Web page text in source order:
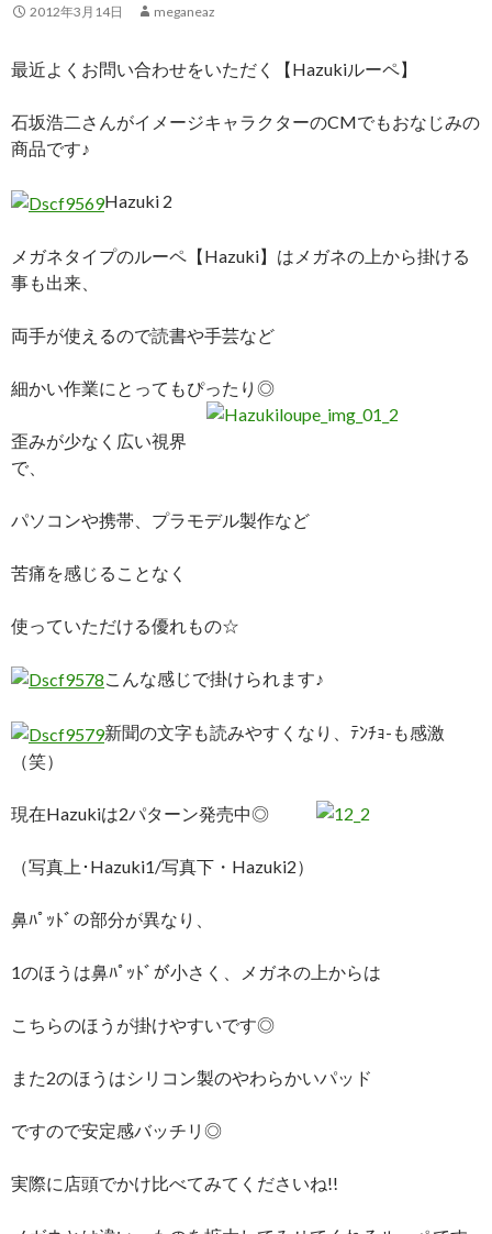
2012年3月14日 meganeaz
最近よくお問い合わせをいただく【Hazukiルーペ】
石坂浩二さんがイメージキャラクターのCMでもおなじみの
商品です♪
Hazuki 2
メガネタイプのルーペ【Hazuki】はメガネの上から掛ける
事も出来、
両手が使えるので読書や手芸など
細かい作業にとってもぴったり◎
歪みが少なく広い視界
で、
パソコンや携帯、プラモデル製作など
苦痛を感じることなく
使っていただける優れもの☆
こんな感じで掛けられます♪
新聞の文字も読みやすくなり、ﾃﾝﾁｮ-も感激
（笑）
現在Hazukiは2パターン発売中◎
（写真上･Hazuki1/写真下・Hazuki2）
鼻ﾊﾟｯﾄﾞの部分が異なり、
1のほうは鼻ﾊﾟｯﾄﾞが小さく、メガネの上からは
こちらのほうが掛けやすいです◎
また2のほうはシリコン製のやわらかいパッド
ですので安定感バッチリ◎
実際に店頭でかけ比べてみてくださいね!!